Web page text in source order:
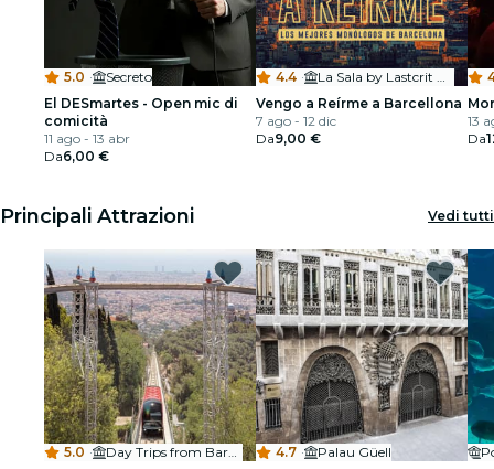
5.0 ·
Secreto
El DESmartes - Open mic di
comicità
11 ago - 13 abr
Da6,00 €
4.4 ·
La Sala by Lastcrit Comedy Club
Vengo a Reírme a Barcellona
7 ago - 12 dic
Da9,00 €
13
Da
Principali Attrazioni Vedi tutti
5.0 ·
Day Trips from Barcelona
4.7 ·
Palau Güell